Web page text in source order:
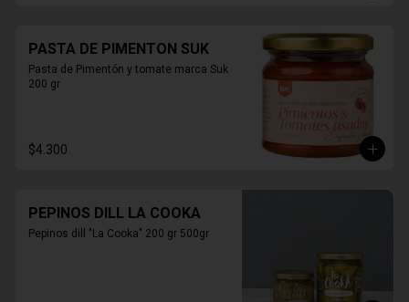
PASTA DE PIMENTON SUK
Pasta de Pimentón y tomate marca Suk
200 gr
$4.300
PEPINOS DILL LA COOKA
Pepinos dill "La Cooka" 200 gr 500gr